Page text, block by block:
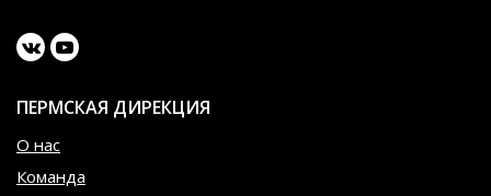
ПЕРМСКАЯ ДИРЕКЦИЯ
О нас
Команда